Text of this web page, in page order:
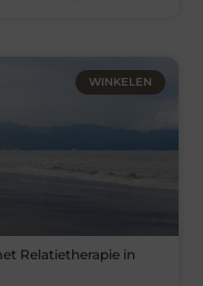
WINKELEN
Relatietherapie in